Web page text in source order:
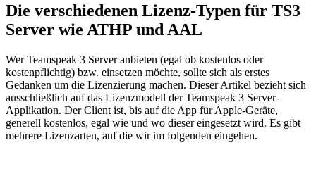
Die verschiedenen Lizenz-Typen für TS3
Server wie ATHP und AAL
Wer Teamspeak 3 Server anbieten (egal ob kostenlos oder
kostenpflichtig) bzw. einsetzen möchte, sollte sich als erstes
Gedanken um die Lizenzierung machen. Dieser Artikel bezieht sich
ausschließlich auf das Lizenzmodell der Teamspeak 3 Server-
Applikation. Der Client ist, bis auf die App für Apple-Geräte,
generell kostenlos, egal wie und wo dieser eingesetzt wird. Es gibt
mehrere Lizenzarten, auf die wir im folgenden eingehen.